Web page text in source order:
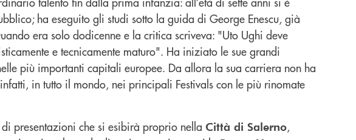
ha eseguito gli studi sotto la guida di George Enescu, già
era solo dodicenne e la critica scriveva: "Uto Ughi deve
e tecnicamente maturo". Ha iniziato le sue grandi
più importanti capitali europee. Da allora la sua carriera non ha
in tutto il mondo, nei principali Festivals con le più rinomate
presentazioni che si esibirà proprio nella Città di Salerno,